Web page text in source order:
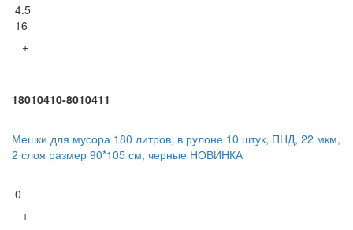
4.5
16
+
18010410-8010411
Мешки для мусора 180 литров, в рулоне 10 штук, ПНД, 22 мкм,
2 слоя размер 90*105 см, черные НОВИНКА
0
+